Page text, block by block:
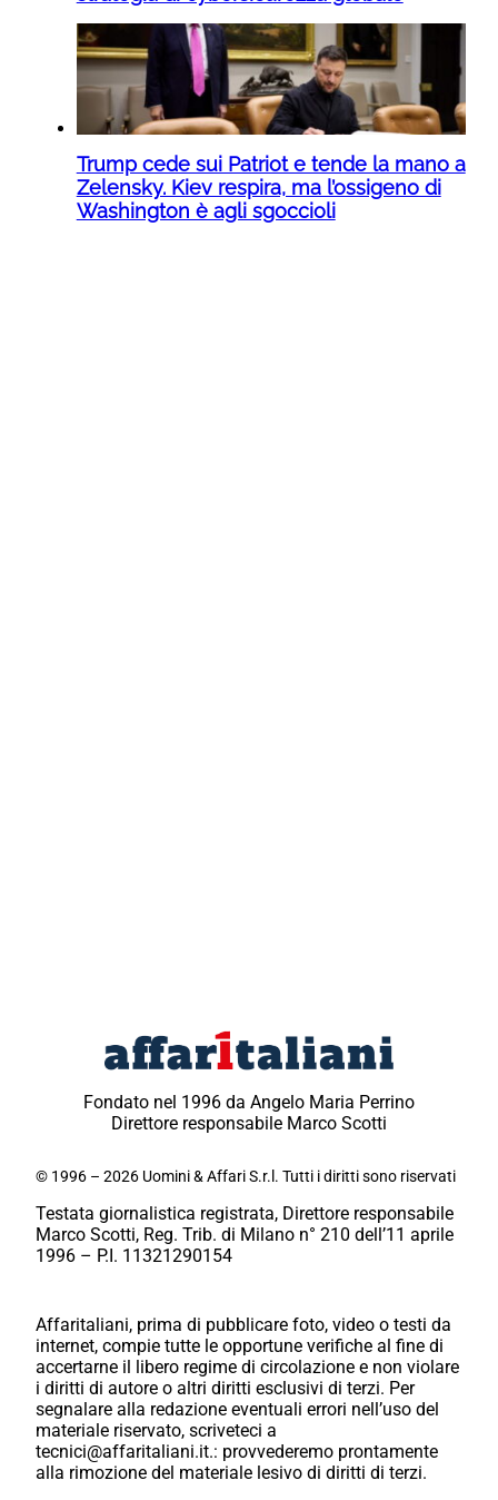
Trump cede sui Patriot e tende la mano a
Zelensky. Kiev respira, ma l’ossigeno di
Washington è agli sgoccioli
Fondato nel 1996 da Angelo Maria Perrino
Direttore responsabile Marco Scotti
© 1996 – 2026 Uomini & Affari S.r.l. Tutti i diritti sono riservati
Testata giornalistica registrata, Direttore responsabile
Marco Scotti, Reg. Trib. di Milano n° 210 dell’11 aprile
1996 – P.I. 11321290154
Affaritaliani, prima di pubblicare foto, video o testi da
internet, compie tutte le opportune verifiche al fine di
accertarne il libero regime di circolazione e non violare
i diritti di autore o altri diritti esclusivi di terzi. Per
segnalare alla redazione eventuali errori nell’uso del
materiale riservato, scriveteci a
tecnici@affaritaliani.it.: provvederemo prontamente
alla rimozione del materiale lesivo di diritti di terzi.